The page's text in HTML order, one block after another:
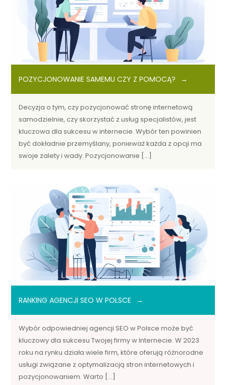
POZYCJONOWANIE SAMEMU CZY Z POMOCĄ?
Decyzja o tym, czy pozycjonować stronę internetową
samodzielnie, czy skorzystać z usług specjalistów, jest
kluczowa dla sukcesu w internecie. Wybór ten powinien
być dokładnie przemyślany, ponieważ każda z opcji ma
swoje zalety i wady. Pozycjonowanie […]
RANKING AGENCJI SEO W POLSCE
Wybór odpowiedniej agencji SEO w Polsce może być
kluczowy dla sukcesu Twojej firmy w Internecie. W 2023
roku na rynku działa wiele firm, które oferują różnorodne
usługi związane z optymalizacją stron internetowych i
pozycjonowaniem. Warto […]